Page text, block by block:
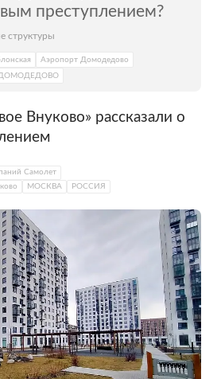
преступлением?
структуры
Аэропорт Домодедово
Внуково» рассказали о
Самолет
МОСКВА РОССИЯ